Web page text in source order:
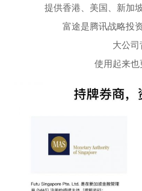
提供香港、美国、新加
富途是腾讯战略投
大公司
使用起来也